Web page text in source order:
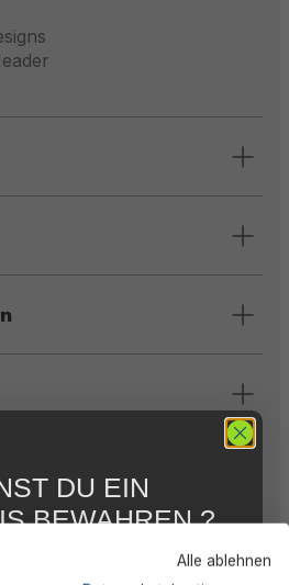
Alle ablehnen
DU EIN
BEWAHREN ?